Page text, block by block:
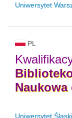
Uniwersytet
PL
Naukowa
Uniwersytet